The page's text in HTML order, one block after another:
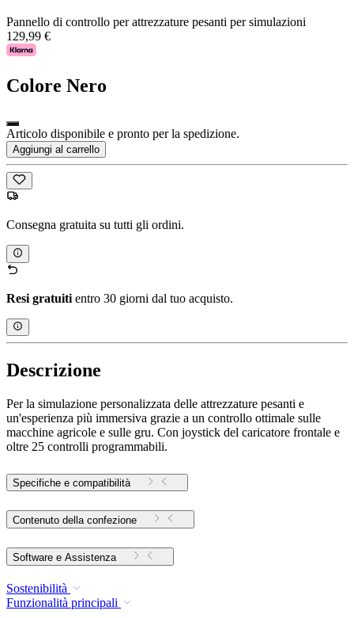
Pannello di controllo per attrezzature pesanti per simulazioni
129,99 €
Colore Nero
Articolo disponibile e pronto per la spedizione.
Aggiungi al carrello
Consegna gratuita su tutti gli ordini.
Resi gratuiti entro 30 giorni dal tuo acquisto.
Descrizione
Per la simulazione personalizzata delle attrezzature pesanti e
un'esperienza più immersiva grazie a un controllo ottimale sulle
macchine agricole e sulle gru. Con joystick del caricatore frontale e
oltre 25 controlli programmabili.
Specifiche e compatibilità
Contenuto della confezione
Software e Assistenza
Sostenibilità
Funzionalità principali